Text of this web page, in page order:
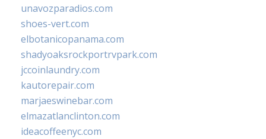
unavozparadios.com
shoes-vert.com
elbotanicopanama.com
shadyoaksrockportrvpark.com
jccoinlaundry.com
kautorepair.com
marjaeswinebar.com
elmazatlanclinton.com
ideacoffeenyc.com